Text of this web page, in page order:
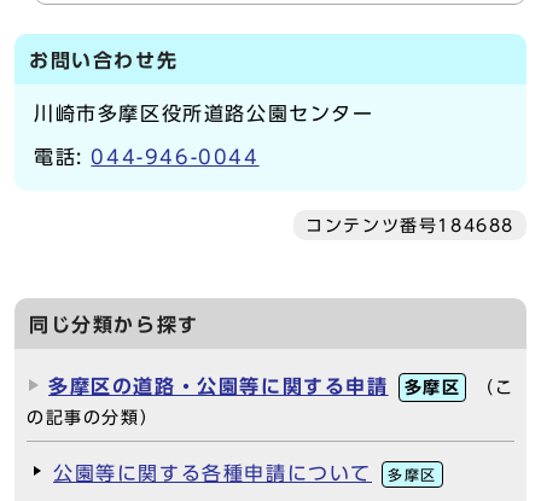
お問い合わせ先
川崎市多摩区役所道路公園センター
電話: 044-946-0044
コンテンツ番号184688
同じ分類から探す
多摩区の道路・公園等に関する申請 多摩区
（こ
の記事の分類）
公園等に関する各種申請について 多摩区